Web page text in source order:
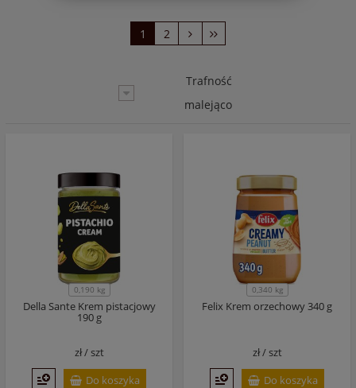
1 2
Trafność
malejąco
0,190 kg
Della Sante Krem pistacjowy
190 g
zł /szt
Do koszyka
0,340 kg
Felix Krem orzechowy 340 g
zł /szt
Do koszyka